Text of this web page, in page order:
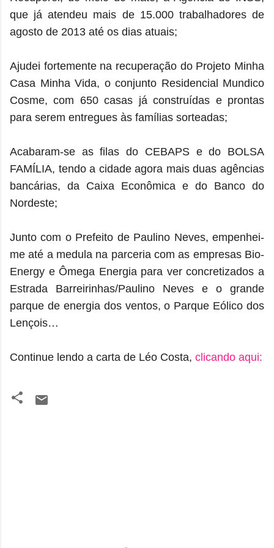
que já atendeu mais de 15.000 trabalhadores de
agosto de 2013 até os dias atuais;
Ajudei fortemente na recuperação do Projeto Minha
Casa Minha Vida, o conjunto Residencial Mundico
Cosme, com 650 casas já construídas e prontas
para serem entregues às famílias sorteadas;
Acabaram-se as filas do CEBAPS e do BOLSA
FAMÍLIA, tendo a cidade agora mais duas agências
bancárias, da Caixa Econômica e do Banco do
Nordeste;
Junto com o Prefeito de Paulino Neves, empenhei-
me até a medula na parceria com as empresas Bio-
Energy e Ômega Energia para ver concretizados a
Estrada Barreirinhas/Paulino Neves e o grande
parque de energia dos ventos, o Parque Eólico dos
Lençois…
Continue lendo a carta de Léo Costa, clicando aqui: